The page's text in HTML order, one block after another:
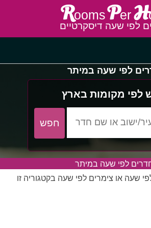
Rooms PerHלפי שעה דיסקרטיים
לפי איזור
החוף
פרסם באתר
לפי שעה במרכז
לפי שעה בדרום
לפי שעה במיתר
לפי מקומות בארץ
לפי שעה במיתר
שעה או צימרים לפי שעה בקטגוריה זו